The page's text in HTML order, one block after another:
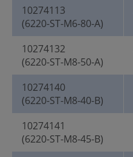
10274113
(6220-ST-M6-80-A)
10274132
(6220-ST-M8-50-A)
10274140
(6220-ST-M8-40-B)
10274141
(6220-ST-M8-45-B)